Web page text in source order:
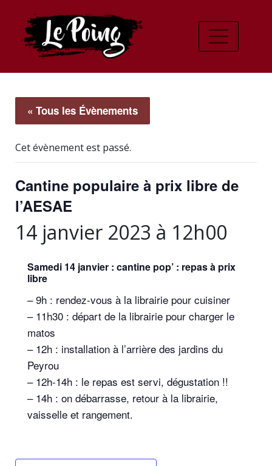
« Tous les Évènements
Cet évènement est passé.
Cantine populaire à prix libre de
l’AESAE
14 janvier 2023 à 12h00
Samedi 14 janvier : cantine pop’ : repas à prix
libre
– 9h : rendez-vous à la librairie pour cuisiner
– 11h30 : départ de la librairie pour charger le
matos
– 12h : installation à l’arrière des jardins du
Peyrou
– 12h-14h : le repas est servi, dégustation !!
– 14h : on débarrasse, retour à la librairie,
vaisselle et rangement.